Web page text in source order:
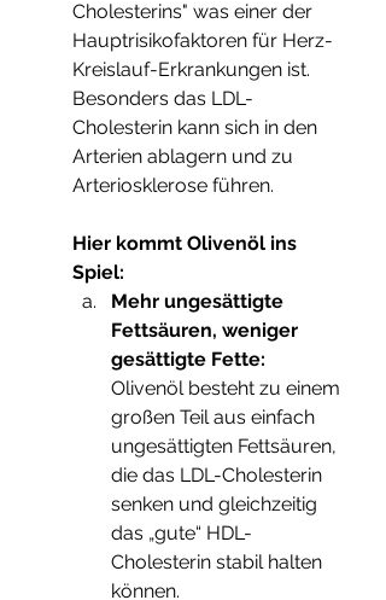
Cholesterins" was einer der
Hauptrisikofaktoren für Herz-
Kreislauf-Erkrankungen ist.
Besonders das LDL-
Cholesterin kann sich in den
Arterien ablagern und zu
Arteriosklerose führen.
Hier kommt Olivenöl ins
Spiel:
Mehr ungesättigte
Fettsäuren, weniger
gesättigte Fette:
Olivenöl besteht zu einem
großen Teil aus einfach
ungesättigten Fettsäuren,
die das LDL-Cholesterin
senken und gleichzeitig
das „gute“ HDL-
Cholesterin stabil halten
können.